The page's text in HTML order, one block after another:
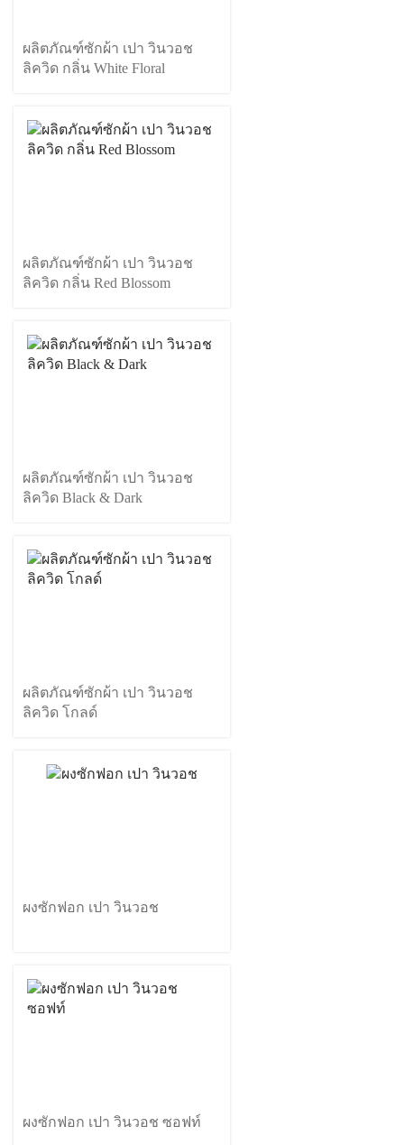
ผลิตภัณฑ์ซักผ้า เปา วินวอช
ลิควิด กลิ่น White Floral
ผลิตภัณฑ์ซักผ้า เปา วินวอช
ลิควิด กลิ่น Red Blossom
ผลิตภัณฑ์ซักผ้า เปา วินวอช
ลิควิด Black & Dark
ผลิตภัณฑ์ซักผ้า เปา วินวอช
ลิควิด โกลด์
ผงซักฟอก เปา วินวอช
ผงซักฟอก เปา วินวอช ซอฟท์